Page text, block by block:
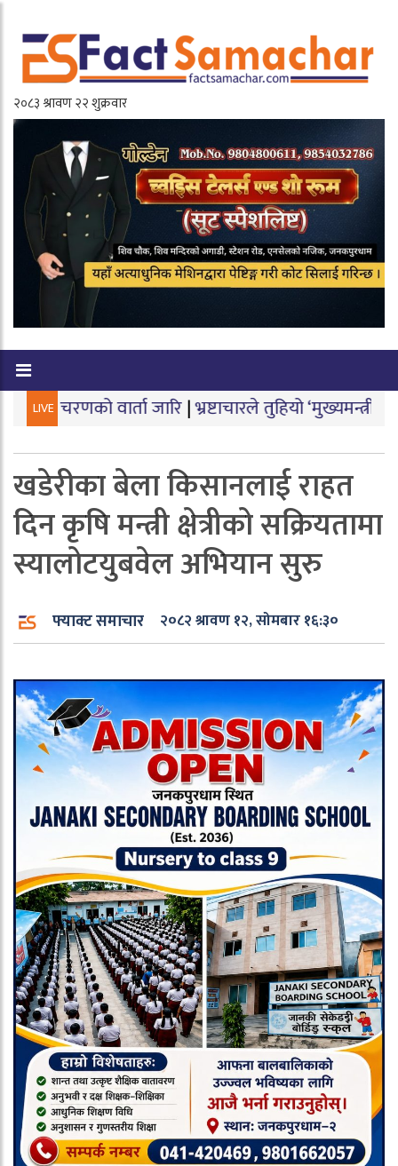
LIVE
वार्ता जारि|भ्रष्टाचारले तुहियो ‘मुख्यमन्त्री बेटी पढाऊँ,
खडेरीका बेला किसानलाई राहत
दिन कृषि मन्त्री क्षेत्रीको सक्रियतामा
स्यालोटयुबवेल अभियान सुरु
फ्याक्ट समाचार २०८२ श्रावण १२, सोमबार १६:३०